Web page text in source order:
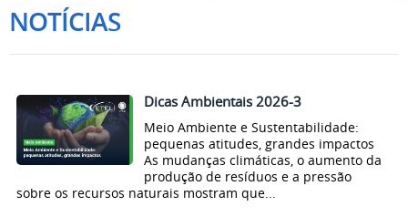
NOTÍCIAS
Dicas Ambientais 2026-3
Meio Ambiente e Sustentabilidade:
pequenas atitudes, grandes impactos
As mudanças climáticas, o aumento da
produção de resíduos e a pressão
sobre os recursos naturais mostram que...